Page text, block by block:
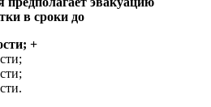
в сроки до
+